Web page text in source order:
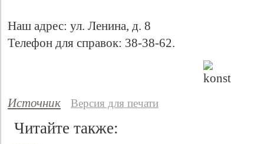
Наш адрес: ул. Ленина, д. 8
Телефон для справок: 38-38-62.
Источник Версия для печати
Читайте также: